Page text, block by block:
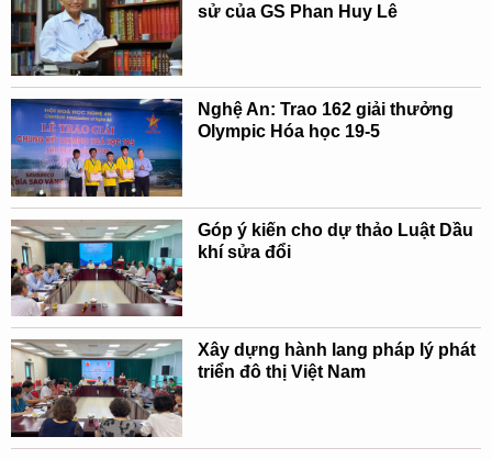
sử của GS Phan Huy Lê
Nghệ An: Trao 162 giải thưởng
Olympic Hóa học 19-5
Góp ý kiến cho dự thảo Luật Dầu
khí sửa đổi
Xây dựng hành lang pháp lý phát
triển đô thị Việt Nam